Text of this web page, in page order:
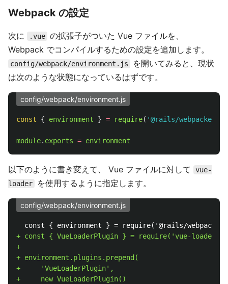
Webpack の設定
次に .vue の拡張子がついた Vue ファイルを、
Webpack でコンパイルするための設定を追加します。
config/webpack/environment.js
を開いてみると、現状
は次のような状態になっているはずです。
config/webpack/environment.js
const { environment } = require( '@rails/webpacker
module. exports = environment
以下のように書き変えて、 Vue ファイルに対して
vue-
loader
を使用するように指定します。
config/webpack/environment.js
+ const { VueLoaderPlugin } = require('vue-loader')
+
+ environment.plugins.prepend(
+     'VueLoaderPlugin',
+     new VueLoaderPlugin()